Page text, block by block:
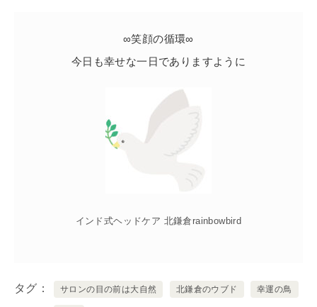
∞笑顔の循環∞
今日も幸せな一日でありますように
インド式ヘッドケア 北鎌倉rainbowbird
タグ サロンの目の前は大自然 北鎌倉のウブド 幸運の鳥